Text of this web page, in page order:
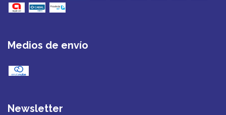
Medios de envío
Newsletter